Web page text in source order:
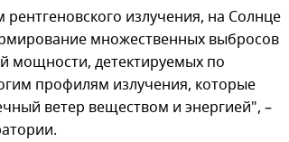
излучения, на Солнце
множественных выбросов
мощности, детектируемых по
профилям излучения, которые
ветер веществом и энергией", –